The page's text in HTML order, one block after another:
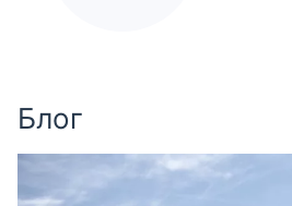
Блог